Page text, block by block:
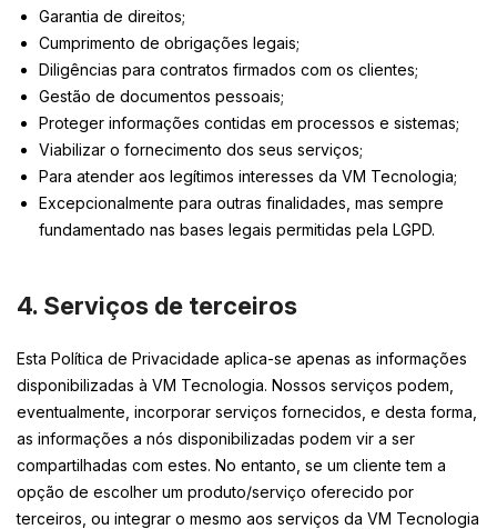
Garantia de direitos;
Cumprimento de obrigações legais;
Diligências para contratos firmados com os clientes;
Gestão de documentos pessoais;
Proteger informações contidas em processos e sistemas;
Viabilizar o fornecimento dos seus serviços;
Para atender aos legítimos interesses da VM Tecnologia;
Excepcionalmente para outras finalidades, mas sempre
fundamentado nas bases legais permitidas pela LGPD.
4. Serviços de terceiros
Esta Política de Privacidade aplica-se apenas as informações
disponibilizadas à VM Tecnologia. Nossos serviços podem,
eventualmente, incorporar serviços fornecidos, e desta forma,
as informações a nós disponibilizadas podem vir a ser
compartilhadas com estes. No entanto, se um cliente tem a
opção de escolher um produto/serviço oferecido por
terceiros, ou integrar o mesmo aos serviços da VM Tecnologia